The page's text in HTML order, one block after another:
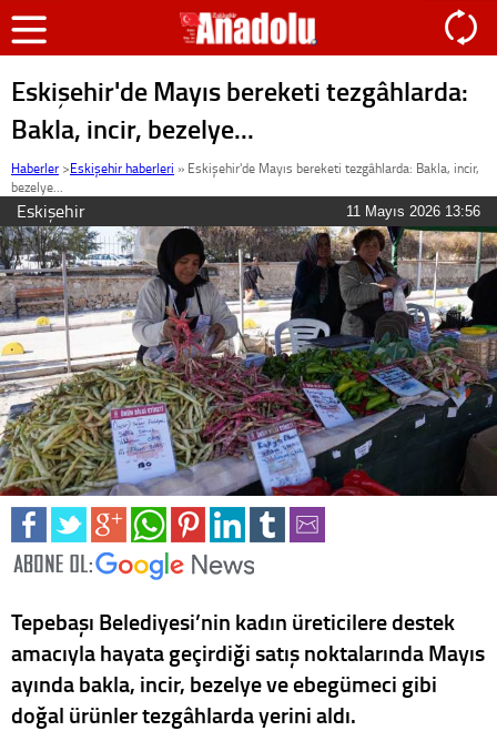
Eskişehir'de Mayıs bereketi tezgâhlarda:
Bakla, incir, bezelye...
Haberler >Eskişehir haberleri » Eskişehir'de Mayıs bereketi tezgâhlarda: Bakla, incir,
bezelye...
Eskişehir 11 Mayıs 2026 13:56
Tepebaşı Belediyesi’nin kadın üreticilere destek
amacıyla hayata geçirdiği satış noktalarında Mayıs
ayında bakla, incir, bezelye ve ebegümeci gibi
doğal ürünler tezgâhlarda yerini aldı.